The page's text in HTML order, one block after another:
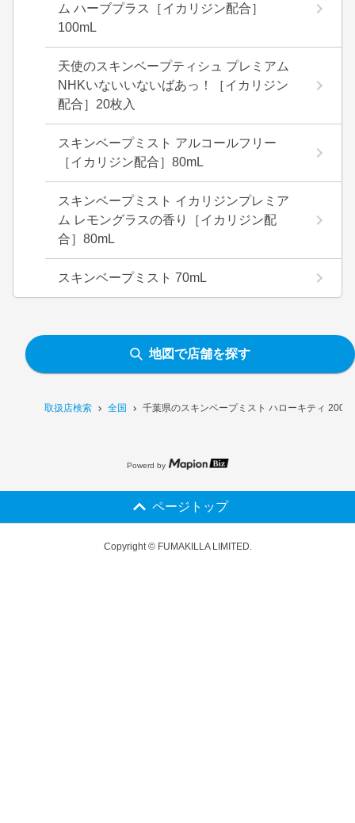
取扱店検索 全国 千葉県のスキンベープミスト ハローキティ
ム ハーブプラス［イカリジン配合］
100mL
天使のスキンベープティシュ プレミアム
NHKいないいないばあっ！［イカリジン
配合］20枚入
スキンベープミスト アルコールフリー
［イカリジン配合］80mL
スキンベープミスト イカリジンプレミア
ム レモングラスの香り［イカリジン配
合］80mL
スキンベープミスト 70mL
地図で店舗を探す
Powerd by
ページトップ
Copyright © FUMAKILLA LIMITED.